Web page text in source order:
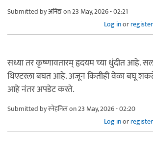
Submitted byअनिंद्यon 23 May, 2026 - 02:21
Log inorregister
सध्या तर कृष्णावतारम् हृदयम च्या धुंदीत आहे.
थिएटरला बघत आहे. अजून कितीही वेळा बघू
आहे नंतर अपडेट करते.
Submitted byस्नेहनिलon 23 May, 2026 - 02:20
Log inorregister